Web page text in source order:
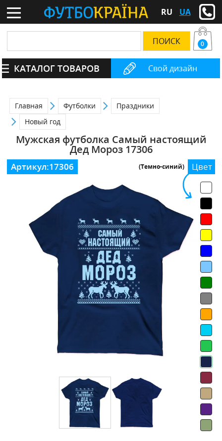
RU UA
Свой дизайн
0
КАТАЛОГ ТОВАРОВ
Главная Футболки
Праздники
Новый год
Мужская футболка Самый настоящий
Дед Мороз 17306
Цвет
(Темно-синий)
Артикул:17306